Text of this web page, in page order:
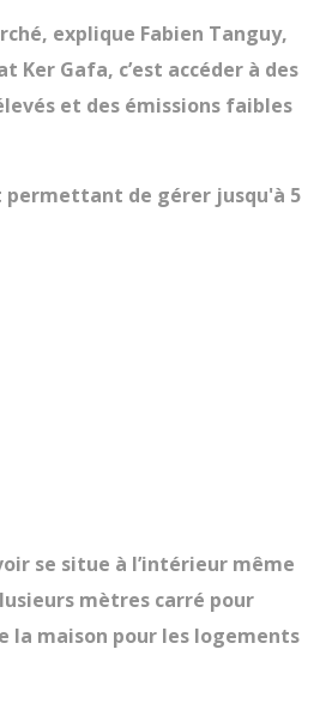
explique Fabien Tanguy,
Gafa, c’est accéder à des
et des émissions faibles
de gérer jusqu'à 5
se situe à l’intérieur même
mètres carré pour
la maison pour les logements